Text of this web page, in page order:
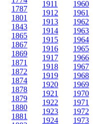
1787
1801
1843
1865
1867
1869
1871
1872
1874
1878
1879
1880
1881
1911
1912
1913
1914
1915
1916
1917
1918
1919
1920
1921
1922
1923
1924
1960
1961
1962
1963
1964
1965
1966
1967
1968
1969
1970
1971
1972
1973